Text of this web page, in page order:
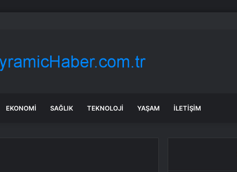
uçuşunda tarihi rekor: 24 saatten fazla havada kaldılar
EKONOMI SAĞLIK TEKNOLOJI YAŞAM İLETIŞIM